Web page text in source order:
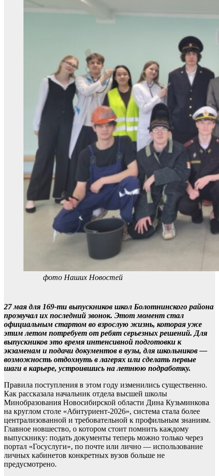
фото Наших Новостей
27 мая для 169-ти выпускников школ Болотнинского района
прозвучал их последний звонок. Этот момент стал
официальным стартом во взрослую жизнь, которая уже
этим летом потребует от ребят серьезных решений. Для
выпускников это время интенсивной подготовки к
экзаменам и подачи документов в вузы, для школьников —
возможность отдохнуть в лагерях или сделать первые
шаги в карьере, устроившись на летнюю подработку.
Правила поступления в этом году изменились существенно.
Как рассказала начальник отдела высшей школы
Минобразования Новосибирской области Дина Кузьминкова
на круглом столе «Абитуриент-2026», система стала более
централизованной и требовательной к профильным знаниям.
Главное новшество, о котором стоит помнить каждому
выпускнику: подать документы теперь можно только через
портал «Госуслуги», по почте или лично — использование
личных кабинетов конкретных вузов больше не
предусмотрено.